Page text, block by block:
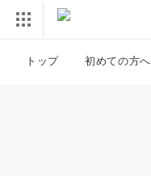
トップ 初めての方へ